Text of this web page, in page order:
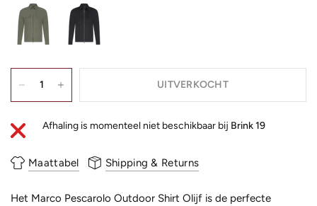
UITVERKOCHT
Afhaling is momenteel niet beschikbaar bij Brink 19
Maattabel Shipping & Returns
Het Marco Pescarolo Outdoor Shirt Olijf is de perfecte